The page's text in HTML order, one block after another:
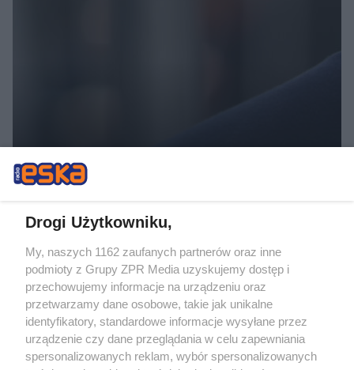
Akcja policji w powiecie
wrocławskim. Przejęto kilka
Drogi Użytkowniku,
My, naszych 1162 zaufanych partnerów oraz inne
podmioty z Grupy ZPR Media uzyskujemy dostęp i
przechowujemy informacje na urządzeniu oraz
przetwarzamy dane osobowe, takie jak unikalne
identyfikatory, standardowe informacje wysyłane przez
urządzenie czy dane przeglądania w celu zapewniania
spersonalizowanych reklam, wybór spersonalizowanych